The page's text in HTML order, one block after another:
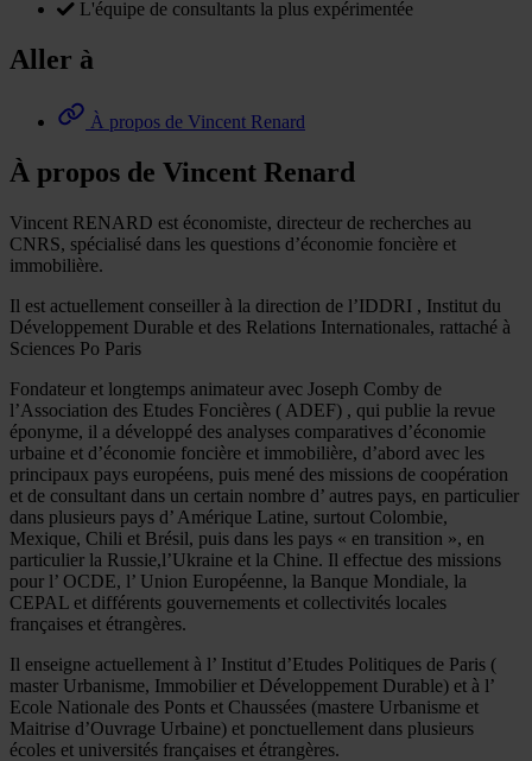
L'équipe de consultants la plus expérimentée
Aller à
À propos de Vincent Renard
À propos de Vincent Renard
Vincent RENARD est économiste, directeur de recherches au
CNRS, spécialisé dans les questions d’économie foncière et
immobilière.
Il est actuellement conseiller à la direction de l’IDDRI , Institut du
Développement Durable et des Relations Internationales, rattaché à
Sciences Po Paris
Fondateur et longtemps animateur avec Joseph Comby de
l’Association des Etudes Foncières ( ADEF) , qui publie la revue
éponyme, il a développé des analyses comparatives d’économie
urbaine et d’économie foncière et immobilière, d’abord avec les
principaux pays européens, puis mené des missions de coopération
et de consultant dans un certain nombre d’ autres pays, en particulier
dans plusieurs pays d’ Amérique Latine, surtout Colombie,
Mexique, Chili et Brésil, puis dans les pays « en transition », en
particulier la Russie,l’Ukraine et la Chine. Il effectue des missions
pour l’ OCDE, l’ Union Européenne, la Banque Mondiale, la
CEPAL et différents gouvernements et collectivités locales
françaises et étrangères.
Il enseigne actuellement à l’ Institut d’Etudes Politiques de Paris (
master Urbanisme, Immobilier et Développement Durable) et à l’
Ecole Nationale des Ponts et Chaussées (mastere Urbanisme et
Maitrise d’Ouvrage Urbaine) et ponctuellement dans plusieurs
écoles et universités françaises et étrangères.